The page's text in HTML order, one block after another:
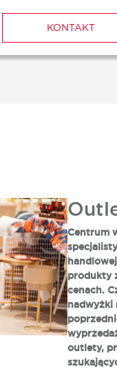
KONTAKT
Centrum
produkty
cenach.
nadwyżki
outlety,